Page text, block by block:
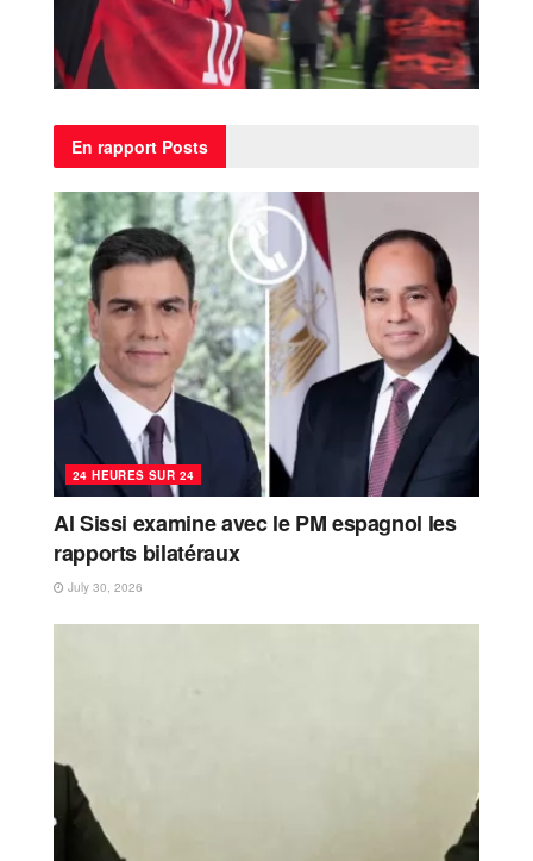
En rapport Posts
24 HEURES SUR 24
Al Sissi examine avec le PM espagnol les
rapports bilatéraux
July 30, 2026